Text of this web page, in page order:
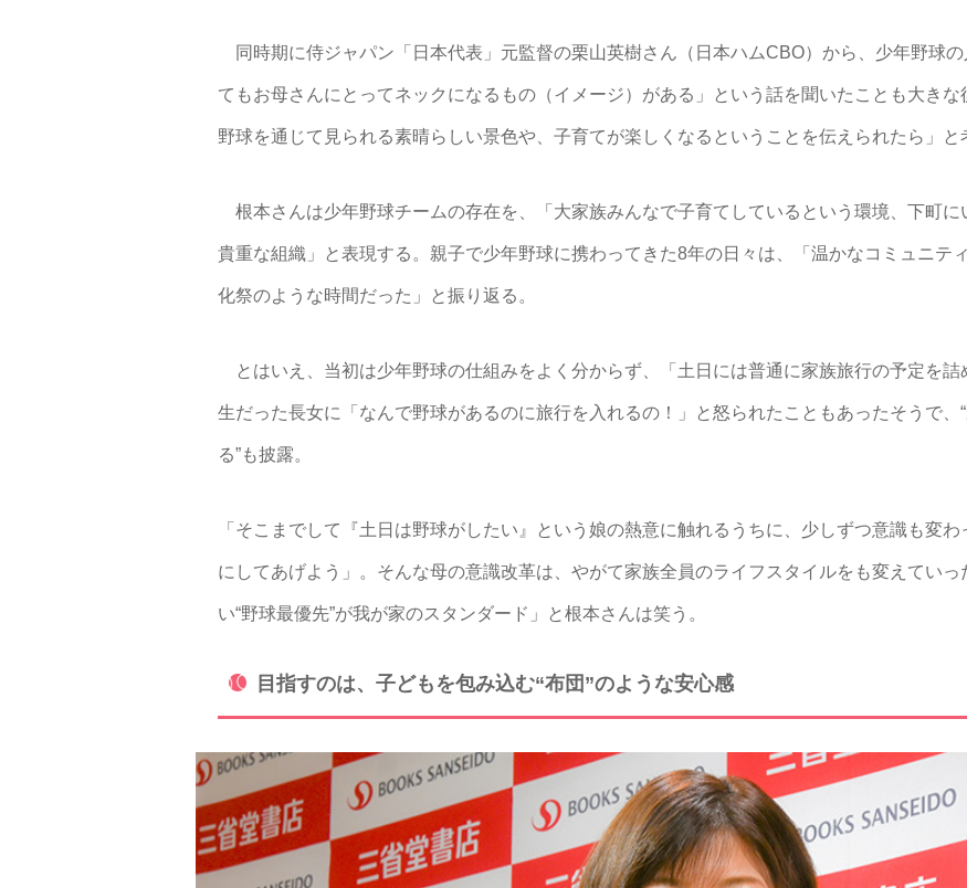
同時期に侍ジャパン「日本代表」元監督の栗山英樹さん（日本ハムCBO）から、少年野球
てもお母さんにとってネックになるもの（イメージ）がある」という話を聞いたことも大きな
野球を通じて見られる素晴らしい景色や、子育てが楽しくなるということを伝えられたら」と
根本さんは少年野球チームの存在を、「大家族みんなで子育てしているという環境、下町に
貴重な組織」と表現する。親子で少年野球に携わってきた8年の日々は、「温かなコミュニテ
化祭のような時間だった」と振り返る。
とはいえ、当初は少年野球の仕組みをよく分からず、「土日には普通に家族旅行の予定を
生だった長女に「なんで野球があるのに旅行を入れるの！」と怒られたこともあったそうで、
る”も披露。
「そこまでして『土日は野球がしたい』という娘の熱意に触れるうちに、少しずつ意識も変
にしてあげよう」。そんな母の意識改革は、やがて家族全員のライフスタイルをも変えてい
い“野球最優先”が我が家のスタンダード」と根本さんは笑う。
目指すのは、子どもを包み込む“布団”のような安心感